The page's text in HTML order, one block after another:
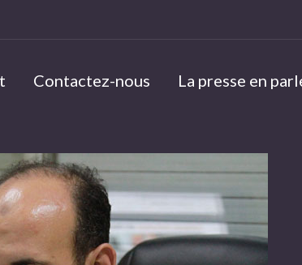
Contactez-nous La presse en